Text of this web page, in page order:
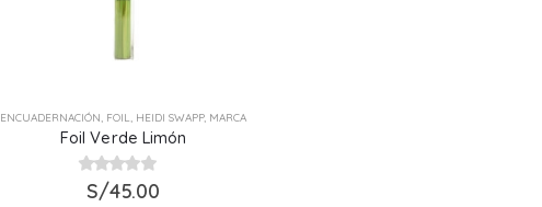
ENCUADERNACIÓN, FOIL, HEIDI SWAPP, MARCA
Foil Verde Limón
out of 5
S/45.00